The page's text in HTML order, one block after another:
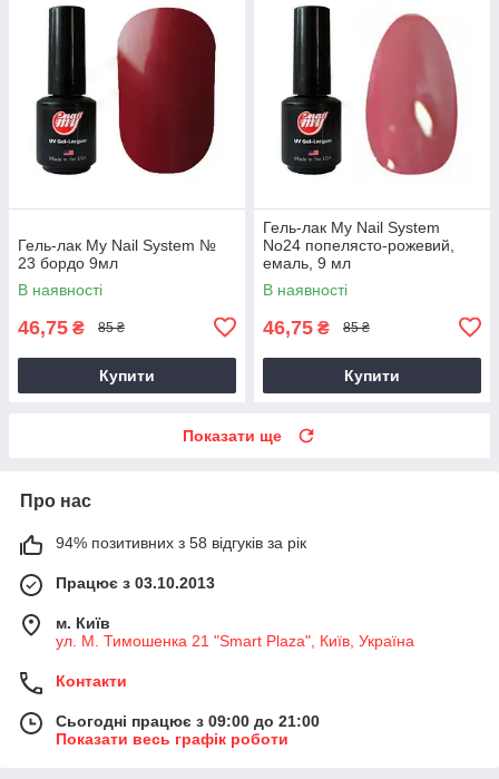
Гель-лак My Nail System №
23 бордо 9мл
В наявності
46,75 ₴ 85 ₴
Купити
Гель-лак My Nail System
No24 попелясто-рожевий,
емаль, 9 мл
В наявності
46,75 ₴ 85 ₴
Купити
Показати ще
Про нас
94% позитивних з 58 відгуків за рік
Працює з 03.10.2013
м. Київ
ул. М. Тимошенка 21 "Smart Plaza", Київ, Україна
Контакти
Сьогодні працює з 09:00 до 21:00
Показати весь графік роботи